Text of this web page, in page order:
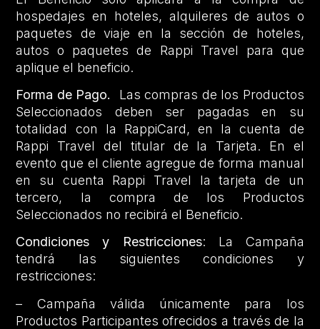
hospedajes en hoteles, alquileres de autos o
paquetes de viaje en la sección de hoteles,
autos o paquetes de Rappi Travel para que
aplique el beneficio.
Forma de Pago.
Las compras de los Productos
Seleccionados deben ser pagadas en su
totalidad con la RappiCard, en la cuenta de
Rappi Travel del titular de la Tarjeta. En el
evento que el cliente agregue de forma manual
en su cuenta Rappi Travel la tarjeta de un
tercero, la compra de los Productos
Seleccionados no recibirá el Beneficio.
Condiciones y Restricciones: La Campaña
tendrá las siguientes condiciones y
restricciones:
– Campaña válida únicamente para los
Productos Participantes ofrecidos a través de la